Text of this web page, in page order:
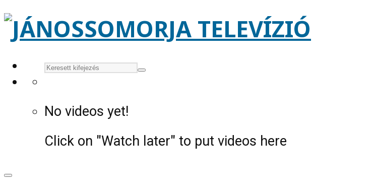
No videos yet!
Click on "Watch later" to put videos here